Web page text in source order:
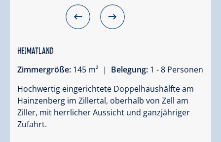
Heimatland
Zimmergröße: 145 m² | Belegung: 1 - 8 Personen
Hochwertig eingerichtete Doppelhaushälfte am
Hainzenberg im Zillertal, oberhalb von Zell am
Ziller, mit herrlicher Aussicht und ganzjähriger
Zufahrt.